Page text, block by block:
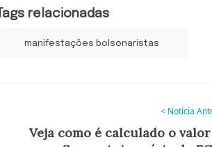
Tags relacionadas
manifestações bolsonaristas
< Notícia
Veja como é calculado o